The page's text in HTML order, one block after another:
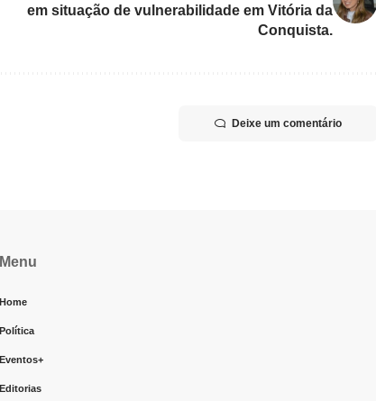
em situação de vulnerabilidade em Vitória da
Conquista.
Deixe um comentário
Menu
Home
Política
Eventos+
Editorias